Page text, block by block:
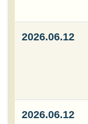
2026.06.12
2026.06.12